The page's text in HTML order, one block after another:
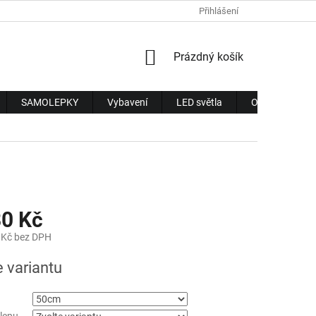
Přihlášení
NÁKUPNÍ
Prázdný košík
SAMOLEPKY Vybavení LED světla Obchodní
Kč
bez DPH
variantu